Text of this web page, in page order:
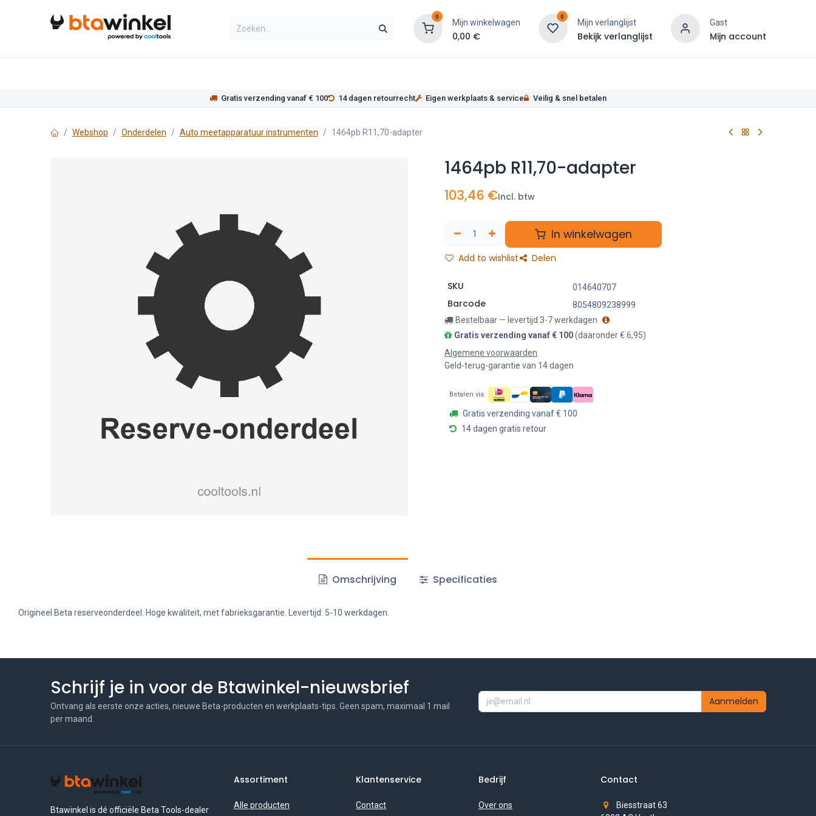
0
Mijn winkelwagen
0,00 €
0
Mijn verlanglijst
Bekijk verlanglijst
Gast
Mijn account
Gratis verzending vanaf € 100 14 dagen retourrecht Eigen werkplaats & service Veilig & snel betalen
Webshop Onderdelen Auto meetapparatuur instrumenten 1464pb R11,70-adapter
1464pb R11,70-adapter
103,46 €Incl. btw
In winkelwagen
Add to wishlist Delen
SKU 014640707
Barcode
8054809238999
Bestelbaar — levertijd 3-7 werkdagen
Gratis verzending vanaf € 100(daaronder € 6,95)
Algemene voorwaarden
Geld-terug-garantie van 14 dagen
Betalen via:
Gratis verzending vanaf € 100
14 dagen gratis retour
Omschrijving Specificaties
Origineel Beta reserveonderdeel. Hoge kwaliteit, met fabrieksgarantie. Levertijd: 5-10 werkdagen.
Schrijf je in voor de Btawinkel-nieuwsbrief
Ontvang als eerste onze acties, nieuwe Beta-producten en werkplaats-tips. Geen spam, maximaal 1 mail
per maand.
Aanmelden
Btawinkel is dé officiële Beta Tools-dealer
Assortiment
Alle producten
Klantenservice
Contact
Bedrijf
Over ons
Contact
Biesstraat 63